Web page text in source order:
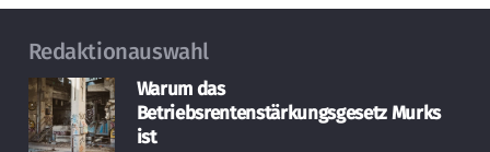
Redaktionauswahl
Warum das
Betriebsrentenstärkungsgesetz Murks
ist